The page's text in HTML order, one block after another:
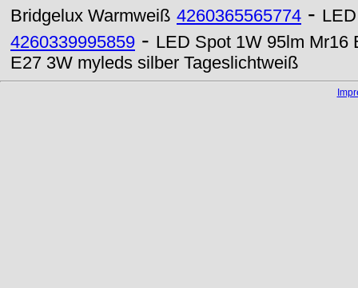
Bridgelux Warmweiß 4260365565774 -
4260339995859 - LED Spot 1W 95lm Mr16
E27 3W myleds silber Tageslichtweiß